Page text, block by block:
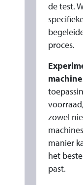
de test.
proces.
zowel
manier
het
past.